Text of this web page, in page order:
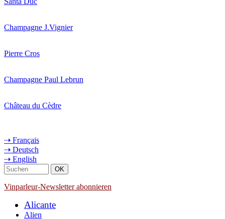
Champagne J.Vignier
Pierre Cros
Champagne Paul Lebrun
Château du Cèdre
⇢ Français
⇢ Deutsch
⇢ English
Vinparleur-Newsletter abonnieren
Alicante
Alien